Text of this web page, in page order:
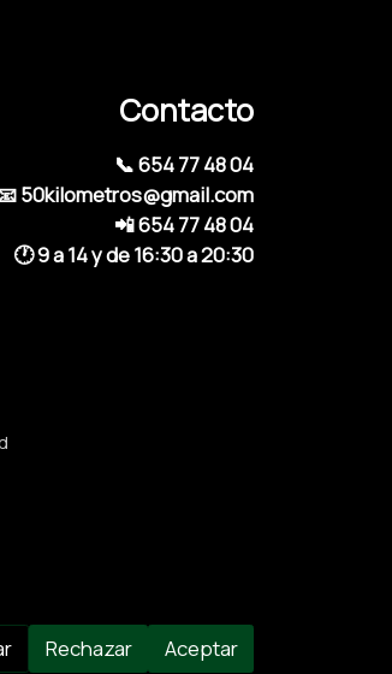
Contacto
📞 654 77 48 04
50kilometros@gmail.com
📲 654 77 48 04
🕐 9 a 14 y de 16:30 a 20:30
Rechazar Aceptar